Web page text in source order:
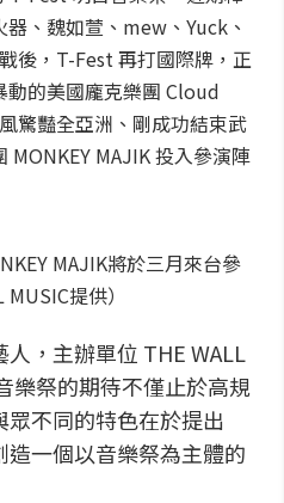
、魏如萱、mew、Yuck、
後，T-Fest 再打國際牌，正
的美國龐克樂團 Cloud
驚豔全亞洲、剛成功結束武
MONKEY MAJIK 投入參演陣
MAJIK將於三月來台參
提供）
，主辦單位 THE WALL
樂祭的期待不僅止於高規
不同的特色在於提出
造一個以音樂祭為主體的